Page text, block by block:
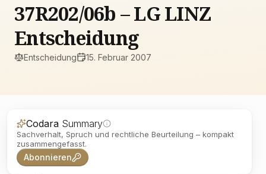
37R202/06b – LG LINZ
Entscheidung
Entscheidung 15. Februar 2007
Codara Summary
Sachverhalt, Spruch und rechtliche Beurteilung – kompakt
zusammengefasst.
Abonnieren